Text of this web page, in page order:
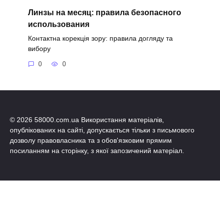
Линзы на месяц: правила безопасного
использования
Контактна корекція зору: правила догляду та
вибору
0 0
© 2026 58000.com.ua Використання матеріалів,
опублікованих на сайті, допускається тільки з письмового
дозволу правовласника та з обов'язковим прямим
посиланням на сторінку, з якої запозичений матеріал.